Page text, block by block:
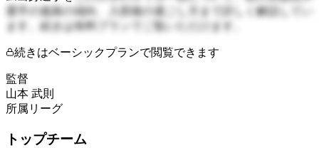
選手の進路の傾向、入部後の過ごし方まで詳しく解説してい
ます。続きは有料プランでご覧いただけます。
続きはベーシックプランで閲覧できます
監督
山本 武則
所属リーグ
トップチーム